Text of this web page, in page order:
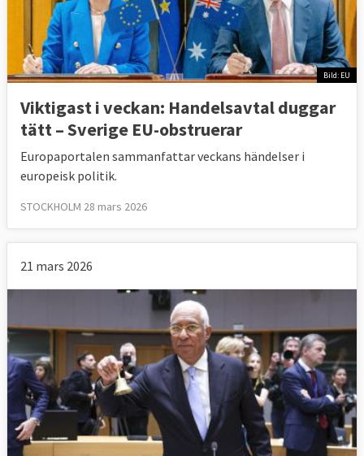
Bild: EU
Viktigast i veckan: Handelsavtal duggar
tätt – Sverige EU-obstruerar
Europaportalen sammanfattar veckans händelser i
europeisk politik.
STOCKHOLM 28 mars 2026
21 mars 2026